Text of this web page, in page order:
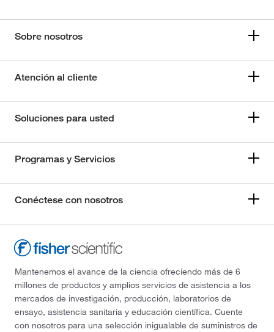
Sobre nosotros
Atención al cliente
Soluciones para usted
Programas y Servicios
Conéctese con nosotros
Mantenemos el avance de la ciencia ofreciendo más de 6
millones de productos y amplios servicios de asistencia a los
mercados de investigación, producción, laboratorios de
ensayo, asistencia sanitaria y educación científica. Cuente
con nosotros para una selección inigualable de suministros de